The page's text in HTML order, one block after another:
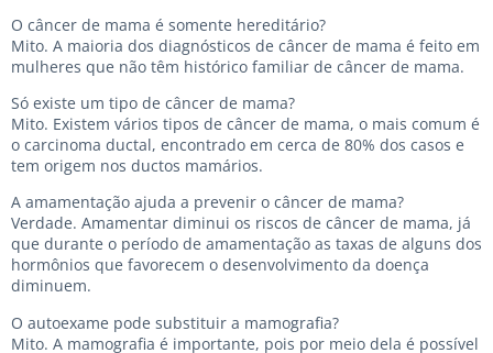
O câncer de mama é somente hereditário?
Mito. A maioria dos diagnósticos de câncer de mama é feito em
mulheres que não têm histórico familiar de câncer de mama.
Só existe um tipo de câncer de mama?
Mito. Existem vários tipos de câncer de mama, o mais comum é
o carcinoma ductal, encontrado em cerca de 80% dos casos e
tem origem nos ductos mamários.
A amamentação ajuda a prevenir o câncer de mama?
Verdade. Amamentar diminui os riscos de câncer de mama, já
que durante o período de amamentação as taxas de alguns dos
hormônios que favorecem o desenvolvimento da doença
diminuem.
O autoexame pode substituir a mamografia?
Mito. A mamografia é importante, pois por meio dela é possível